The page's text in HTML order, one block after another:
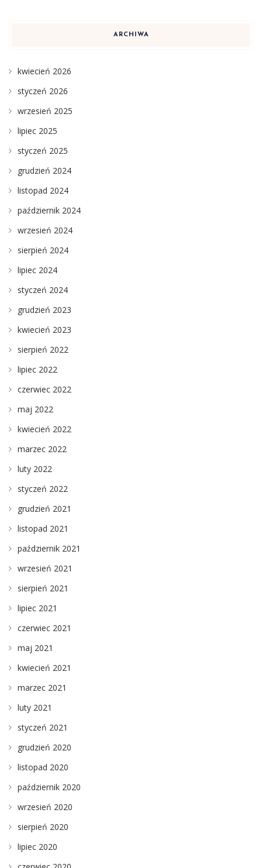
ARCHIWA
kwiecień 2026
styczeń 2026
wrzesień 2025
lipiec 2025
styczeń 2025
grudzień 2024
listopad 2024
październik 2024
wrzesień 2024
sierpień 2024
lipiec 2024
styczeń 2024
grudzień 2023
kwiecień 2023
sierpień 2022
lipiec 2022
czerwiec 2022
maj 2022
kwiecień 2022
marzec 2022
luty 2022
styczeń 2022
grudzień 2021
listopad 2021
październik 2021
wrzesień 2021
sierpień 2021
lipiec 2021
czerwiec 2021
maj 2021
kwiecień 2021
marzec 2021
luty 2021
styczeń 2021
grudzień 2020
listopad 2020
październik 2020
wrzesień 2020
sierpień 2020
lipiec 2020